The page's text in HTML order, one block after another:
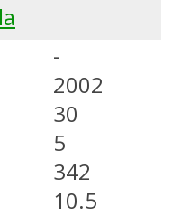
-
2002
30
5
342
10.5